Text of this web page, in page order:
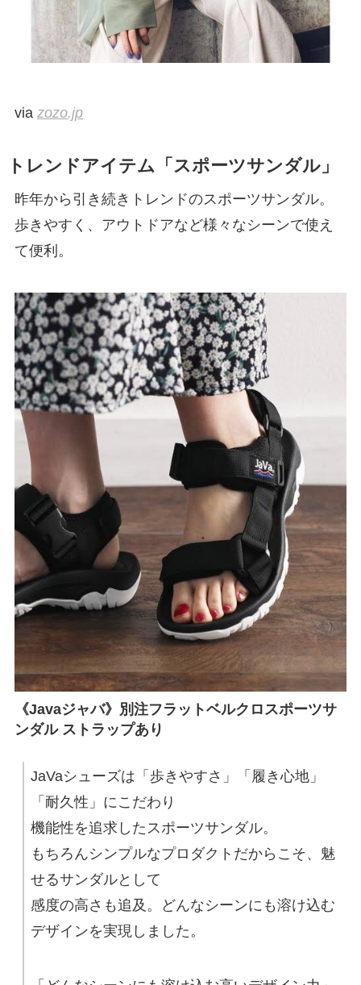
via zozo.jp
トレンドアイテム「スポーツサンダル」
昨年から引き続きトレンドのスポーツサンダル。
歩きやすく、アウトドアなど様々なシーンで使え
て便利。
《Javaジャバ》別注フラットベルクロスポーツサ
ンダル ストラップあり
JaVaシューズは「歩きやすさ」「履き心地」
「耐久性」にこだわり
機能性を追求したスポーツサンダル。
もちろんシンプルなプロダクトだからこそ、魅
せるサンダルとして
感度の高さも追及。どんなシーンにも溶け込む
デザインを実現しました。